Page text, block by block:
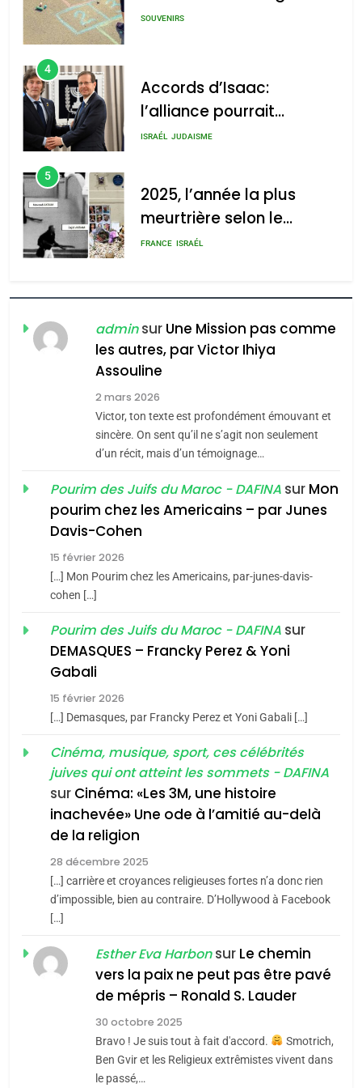
GPO
2025, l’année la plus
meurtrière selon le rapport
l’antisémitisme
admin 0
SOUVENIRS
4
Accords d’Isaac:
l’alliance pourrait
s’étendre à 13 pays
ISRAÉL JUDAISME
5
2025, l’année la plus
meurtrière selon le
rapport d’ADL contre
FRANCE ISRAÉL
FIÈRE, DIGNE ET RÉSILIENTE :
POURQUOI JE REVENDIQUE
MA JUDAÏTE par Thérèse
Zrihen-Dvir
ISRAÉL JUDAISME
CE QUI NOUS MANQUE –
Jacques Hadida
JUDAISME
Maroc : Les amandes de
Tafraout, le miel de Tadla
du terroir
Oeil ravageur – Vanessa
De Loya Stauber
«Tu dis génocide, je dis
guerre»: La nouvelle
chanson de Boy George
ISRAÉL JUDAISME
Accords d’Isaac:
l’alliance pourrait
s’étendre à 13 pays
d’Amérique latine
ISRAÉL JUDAISME
2025, l’année la plus
meurtrière selon le
adminsur Une Mission pas comme
les autres, par Victor Ihiya
Assouline
2 mars 2026
Victor, ton texte est profondément émouvant et
sincère. On sent qu’il ne s’agit non seulement
d’un récit, mais d’un témoignage…
Pourim des Juifs du Maroc - DAFINA sur Mon
pourim chez les Americains – par Junes
Davis-Cohen
15 février 2026
[…] Mon Pourim chez les Americains, par-junes-davis-
cohen […]
Pourim des Juifs du Maroc - DAFINA sur
DEMASQUES – Francky Perez & Yoni
Gabali
15 février 2026
[…] Demasques, par Francky Perez et Yoni Gabali […]
Cinéma, musique, sport, ces célébrités
juives qui ont atteint les sommets - DAFINA
sur Cinéma: «Les 3M, une histoire
inachevée» Une ode à l’amitié au-delà
de la religion
28 décembre 2025
[…] carrière et croyances religieuses fortes n’a donc rien
d’impossible, bien au contraire. D’Hollywood à Facebook
[…]
Esther Eva Harbonsur Le chemin
vers la paix ne peut pas être pavé
de mépris – Ronald S. Lauder
30 octobre 2025
Bravo ! Je suis tout à fait d'accord.
Smotrich,
Ben Gvir et les Religieux extrêmistes vivent dans
le passé,…
meurtrière selon le rapport
l’antisémitisme
FIÈRE, DIGNE ET RÉSILIENTE :
POURQUOI JE REVENDIQUE
MA JUDAÏTE par Thérèse
Zrihen-Dvir
ISRAÉL
CE QUI NOUS MANQUE –
JUDAISME
Maroc : Les amandes de
Tafraout, le miel de Tadla
Azilal consacrés produits
du terroir
DAFINA MAROC